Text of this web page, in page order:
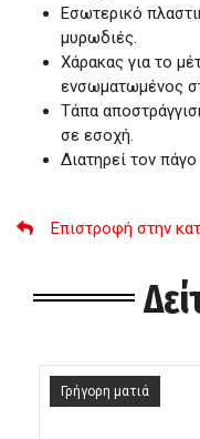
Εσωτερικό
μυρωδιές.
Χάρακας για το
ενσωματωμένος
Τάπα
σε εσοχή.
Διατηρεί τον
Επιστροφή στην
Γρήγορη ματιά